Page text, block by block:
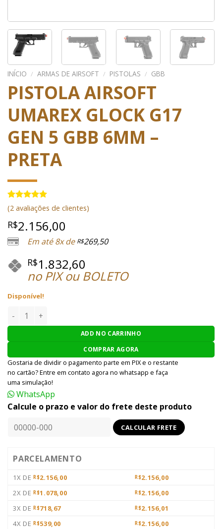
INÍCIO / ARMAS DE AIRSOFT / PISTOLAS / GBB
PISTOLA AIRSOFT
UMAREX GLOCK G17
GEN 5 GBB 6MM –
PRETA
Avaliado
como5.00
de 5, com
baseado em
2
avaliações
de clientes
(2 avaliações de clientes)
R$2.156,00
Em até 8x de R$269,50
R$1.832,60
no PIX ou BOLETO
Disponível!
PISTOLA AIRSOFT UMAREX GLOCK G17 GEN 5 GBB 6MM -
ADD NO CARRINHO
COMPRAR AGORA
Gostaria de dividir o pagamento parte em PIX e o restante
no cartão? Entre em contato agora no whatsapp e faça
uma simulação!
WhatsApp
Calcule o prazo e valor do frete deste produto
PARCELAMENTO
1X DE R$2.156,00 R$2.156,00
2X DE R$1.078,00 R$2.156,00
3X DE R$718,67 R$2.156,01
4X DE R$539,00 R$2.156,00